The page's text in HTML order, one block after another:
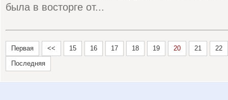
была в восторге от...
Первая << 15 16 17 18 19 20 21
22
Последняя